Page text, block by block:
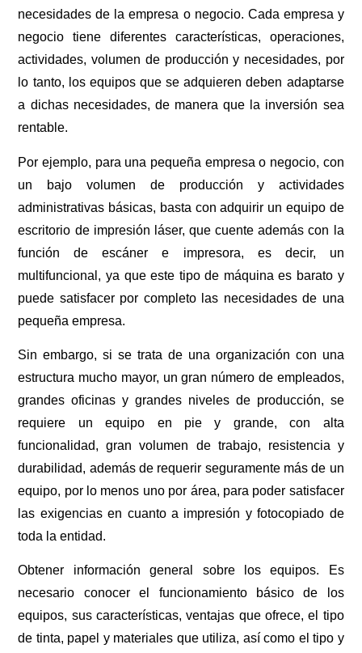
necesidades de la empresa o negocio. Cada empresa y
negocio tiene diferentes características, operaciones,
actividades, volumen de producción y necesidades, por
lo tanto, los equipos que se adquieren deben adaptarse
a dichas necesidades, de manera que la inversión sea
rentable.
Por ejemplo, para una pequeña empresa o negocio, con
un bajo volumen de producción y actividades
administrativas básicas, basta con adquirir un equipo de
escritorio de impresión láser, que cuente además con la
función de escáner e impresora, es decir, un
multifuncional, ya que este tipo de máquina es barato y
puede satisfacer por completo las necesidades de una
pequeña empresa.
Sin embargo, si se trata de una organización con una
estructura mucho mayor, un gran número de empleados,
grandes oficinas y grandes niveles de producción, se
requiere un equipo en pie y grande, con alta
funcionalidad, gran volumen de trabajo, resistencia y
durabilidad, además de requerir seguramente más de un
equipo, por lo menos uno por área, para poder satisfacer
las exigencias en cuanto a impresión y fotocopiado de
toda la entidad.
Obtener información general sobre los equipos. Es
necesario conocer el funcionamiento básico de los
equipos, sus características, ventajas que ofrece, el tipo
de tinta, papel y materiales que utiliza, así como el tipo y